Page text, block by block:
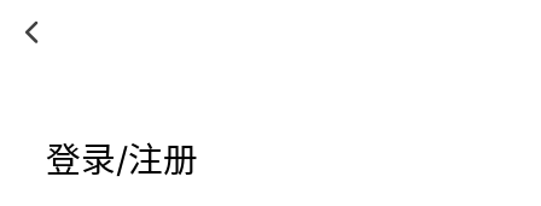
登录/注册